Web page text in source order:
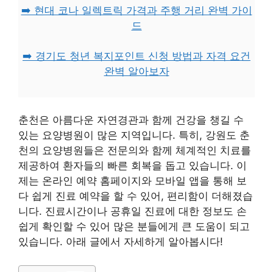
➡️ 현대 코나 일렉트릭 가격과 주행 거리 완벽 가이
드
➡️ 경기도 청년 복지포인트 신청 방법과 자격 요건
완벽 알아보자
춘천은 아름다운 자연경관과 함께 건강을 챙길 수
있는 요양병원이 많은 지역입니다. 특히, 강원도 춘
천의 요양병원들은 전문의와 함께 체계적인 치료를
제공하여 환자들의 빠른 회복을 돕고 있습니다. 이
제는 온라인 예약 홈페이지와 모바일 앱을 통해 보
다 쉽게 진료 예약을 할 수 있어, 편리함이 더해졌습
니다. 진료시간이나 공휴일 진료에 대한 정보도 손
쉽게 확인할 수 있어 많은 분들에게 큰 도움이 되고
있습니다. 아래 글에서 자세하게 알아봅시다!